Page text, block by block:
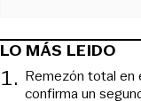
LO MÁS LEIDO
1. Remezón total en
confirma un